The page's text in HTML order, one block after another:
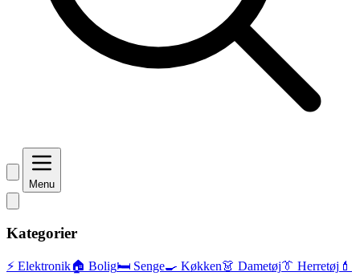
Menu
Kategorier
⚡ Elektronik🏠 Bolig🛏️ Senge🍳 Køkken👗 Dametøj👔 Herretøj 💄